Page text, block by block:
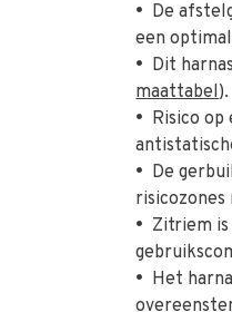
• De
een
• Dit
maattabel).
• Risico op
• De
• Zitriem
• Het